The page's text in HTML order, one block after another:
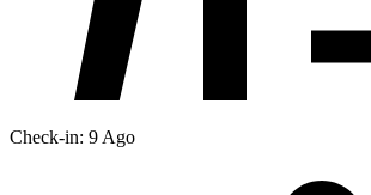
Check-in: 9 Ago